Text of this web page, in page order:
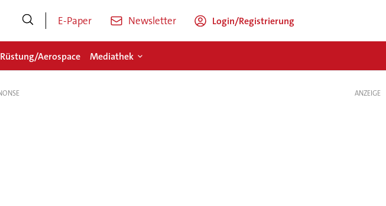
E-Paper Newsletter Login/Registrierung
Rüstung/Aerospace Mediathek
ANZEIGE